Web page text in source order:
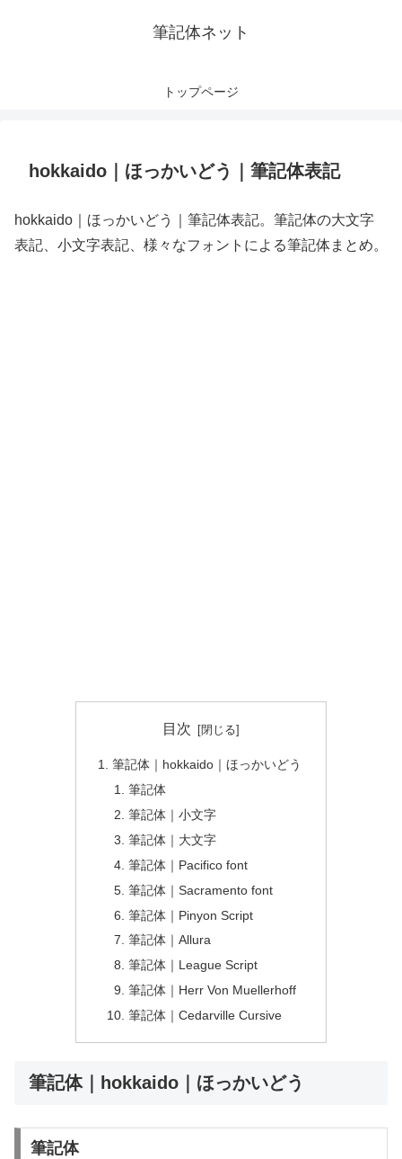
筆記体ネット
トップページ
hokkaido｜ほっかいどう｜筆記体表記
hokkaido｜ほっかいどう｜筆記体表記。筆記体の大文字
表記、小文字表記、様々なフォントによる筆記体まとめ。
目次
筆記体｜hokkaido｜ほっかいどう
筆記体
筆記体｜小文字
筆記体｜大文字
筆記体｜Pacifico font
筆記体｜Sacramento font
筆記体｜Pinyon Script
筆記体｜Allura
筆記体｜League Script
筆記体｜Herr Von Muellerhoff
筆記体｜Cedarville Cursive
筆記体｜hokkaido｜ほっかいどう
筆記体